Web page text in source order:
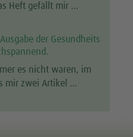
Heft gefällt mir ...
der Gesundheits
es nicht waren, im
mir zwei Artikel ...